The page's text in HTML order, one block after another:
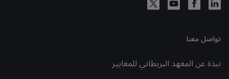
تواصل معنا
نبذة عن المعهد البريطاني للمعايير